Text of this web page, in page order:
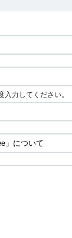
力してください。